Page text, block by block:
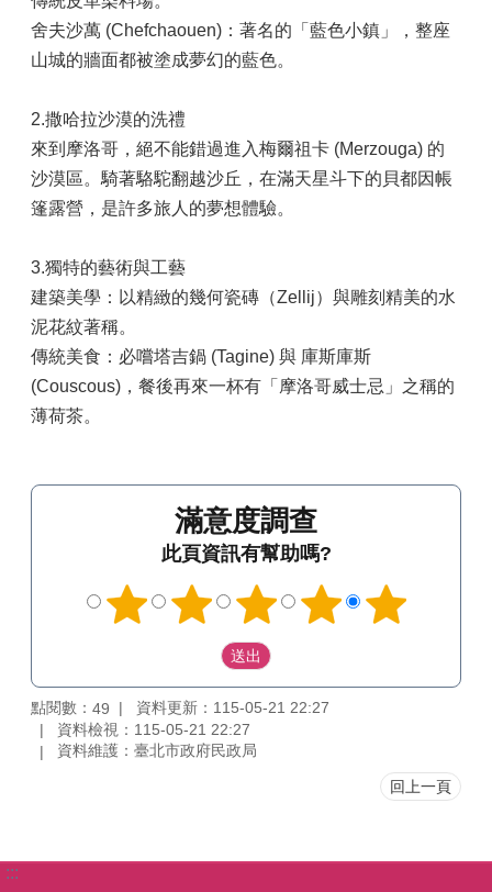
舍夫沙萬 (Chefchaouen)：著名的「藍色小鎮」，整座
山城的牆面都被塗成夢幻的藍色。
2.撒哈拉沙漠的洗禮
來到摩洛哥，絕不能錯過進入梅爾祖卡 (Merzouga) 的
沙漠區。騎著駱駝翻越沙丘，在滿天星斗下的貝都因帳
篷露營，是許多旅人的夢想體驗。
3.獨特的藝術與工藝
建築美學：以精緻的幾何瓷磚（Zellij）與雕刻精美的水
泥花紋著稱。
傳統美食：必嚐塔吉鍋 (Tagine) 與 庫斯庫斯
(Couscous)，餐後再來一杯有「摩洛哥威士忌」之稱的
薄荷茶。
滿意度調查
此頁資訊有幫助嗎?
點閱數： 49
資料更新：115-05-21 22:27
資料檢視：115-05-21 22:27
資料維護：臺北市政府民政局
回上一頁
:::